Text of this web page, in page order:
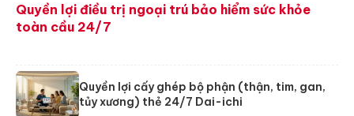
Quyền lợi điều trị ngoại trú bảo hiểm sức khỏe
toàn cầu 24/7
Quyền lợi cấy ghép bộ phận (thận, tim, gan,
tủy xương) thẻ 24/7 Dai-ichi